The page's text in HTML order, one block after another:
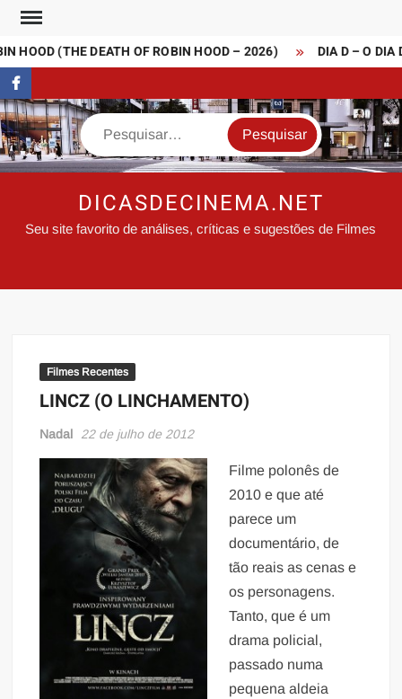
Skip
content
HOOD (THE DEATH OF ROBIN HOOD – 2026) DIA D – O DIA
FaceBook
Search
DICASDECINEMA.NET
Seu site favorito de análises, críticas e sugestões de Filmes
Filmes Recentes
LINCZ (O LINCHAMENTO)
Nadal 22 de julho de 2012
Filme polonês de
2010 e que até
parece um
documentário, de
tão reais as cenas e
os personagens.
Tanto, que é um
drama policial,
passado numa
pequena aldeia